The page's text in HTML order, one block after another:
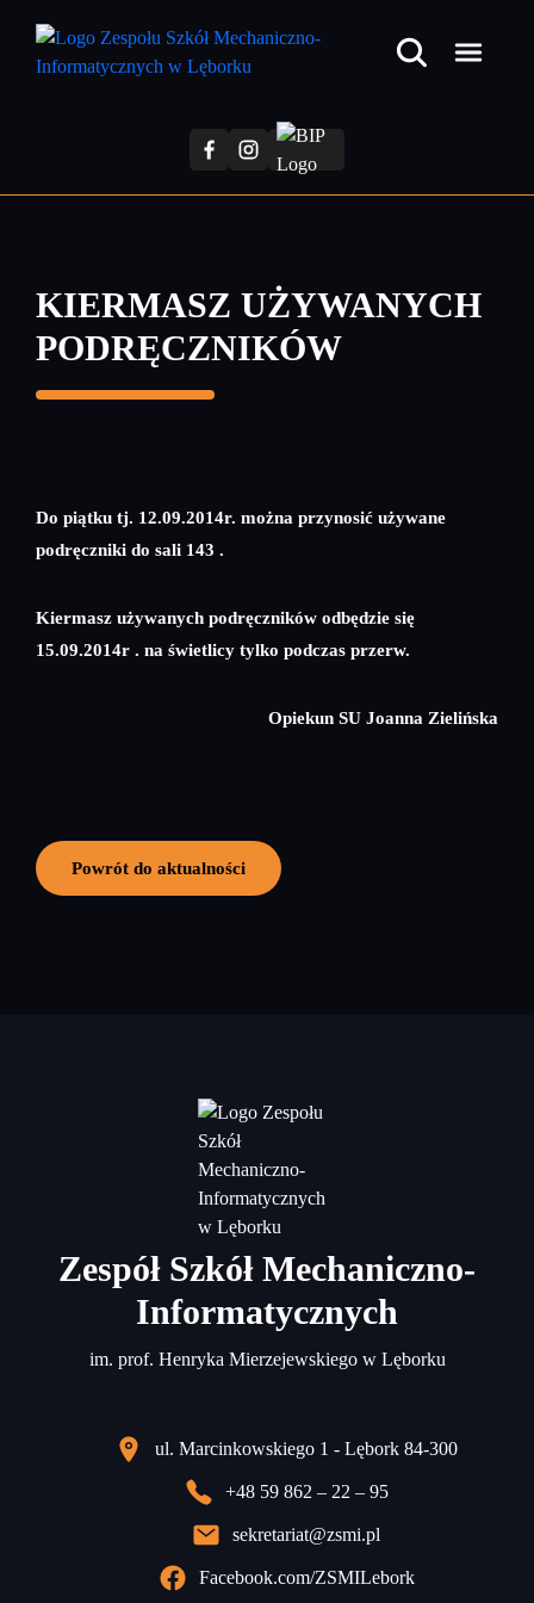
treści
KIERMASZ UŻYWANYCH
PODRĘCZNIKÓW
Do piątku tj. 12.09.2014r. można przynosić używane
podręczniki do sali 143 .
Kiermasz używanych podręczników odbędzie się
15.09.2014r . na świetlicy tylko podczas przerw.
Opiekun SU Joanna Zielińska
Powrót do aktualności
Zespół Szkół Mechaniczno-
Informatycznych
im. prof. Henryka Mierzejewskiego w Lęborku
ul. Marcinkowskiego 1 - Lębork 84-300
+48 59 862 – 22 – 95
sekretariat@zsmi.pl
Facebook.com/ZSMILebork